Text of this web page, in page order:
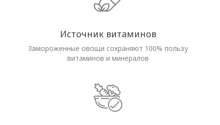
Источник витаминов
Замороженные овощи сохраняют 100% пользу
витаминов и минералов